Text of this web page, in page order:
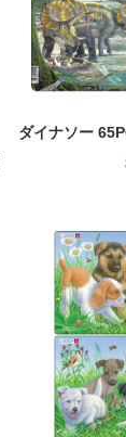
ダイナソー